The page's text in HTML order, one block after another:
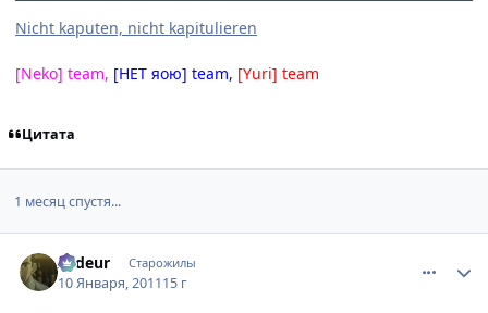
Nicht kaputen, nicht kapitulieren
[Neko] team, [НЕТ яою] team, [Yuri] team
Цитата
1 месяц спустя...
Ardeur Старожилы
10 Января, 201115 г